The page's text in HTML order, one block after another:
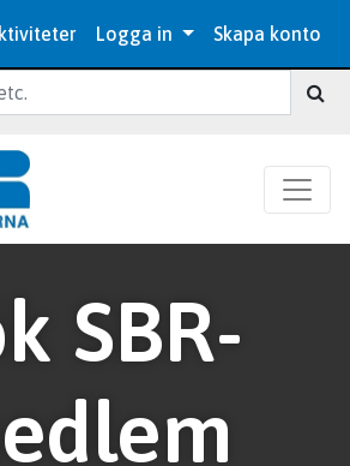
Logga in Skapa konto
Sök
SBR-